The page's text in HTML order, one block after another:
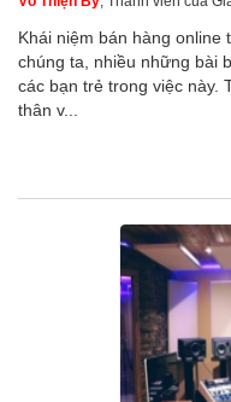
Khái niệm bán hàng online
chúng ta, nhiều những bài
các bạn trẻ trong việc này.
thân v...